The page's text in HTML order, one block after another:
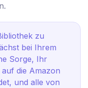
zu
bei Ihrem
Sorge, Ihr
die Amazon
und alle von